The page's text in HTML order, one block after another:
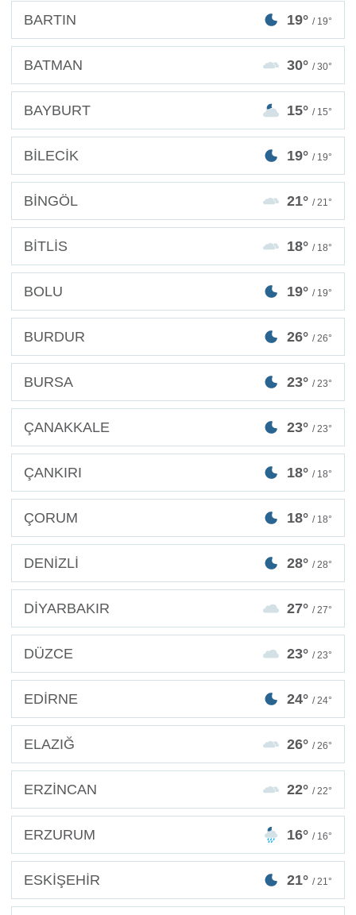
BARTIN 19° / 19°
BATMAN 30° / 30°
BAYBURT 15° / 15°
BİLECİK 19° / 19°
BİNGÖL 21° / 21°
BİTLİS 18° / 18°
BOLU 19° / 19°
BURDUR 26° / 26°
BURSA 23° / 23°
ÇANAKKALE 23° / 23°
ÇANKIRI 18° / 18°
ÇORUM 18° / 18°
DENİZLİ 28° / 28°
DİYARBAKIR 27° / 27°
DÜZCE 23° / 23°
EDİRNE 24° / 24°
ELAZIĞ 26° / 26°
ERZİNCAN 22° / 22°
ERZURUM 16° / 16°
ESKİŞEHİR 21° / 21°